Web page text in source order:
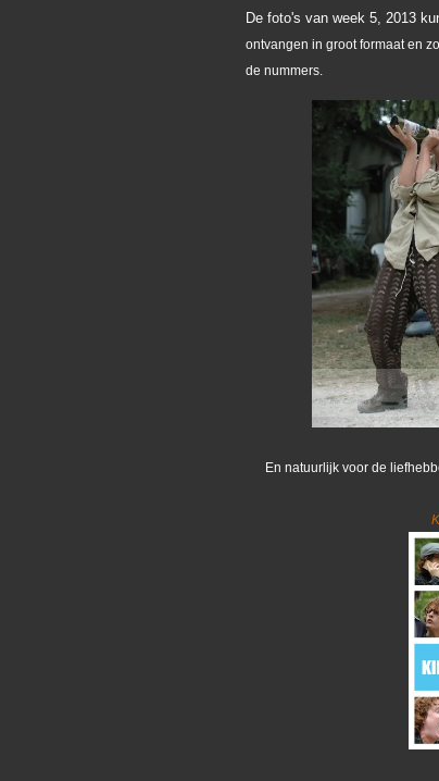
De foto's van week 5, 2013
ontvangen in groot formaat en
de nummers.
En natuurlijk voor de